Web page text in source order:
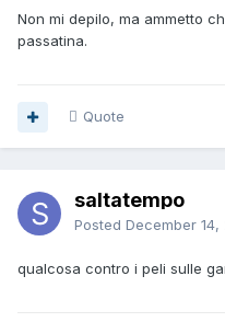
Non mi depilo, ma ammetto
passatina.
Quote
saltatempo
Posted December 14,
qualcosa contro i peli sulle